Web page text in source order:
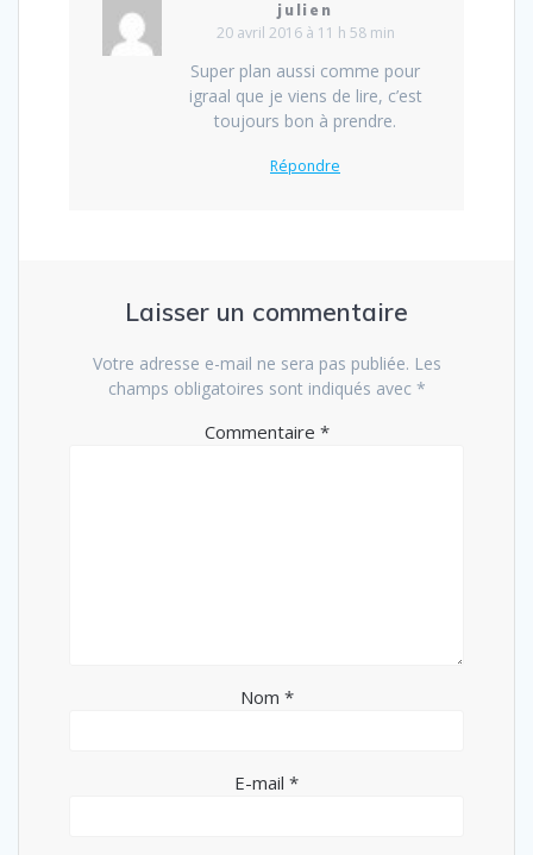
julien
20 avril 2016 à 11 h 58 min
Super plan aussi comme pour
igraal que je viens de lire, c’est
toujours bon à prendre.
Répondre
Laisser un commentaire
Votre adresse e-mail ne sera pas publiée. Les
champs obligatoires sont indiqués avec *
Commentaire *
Nom *
E-mail *